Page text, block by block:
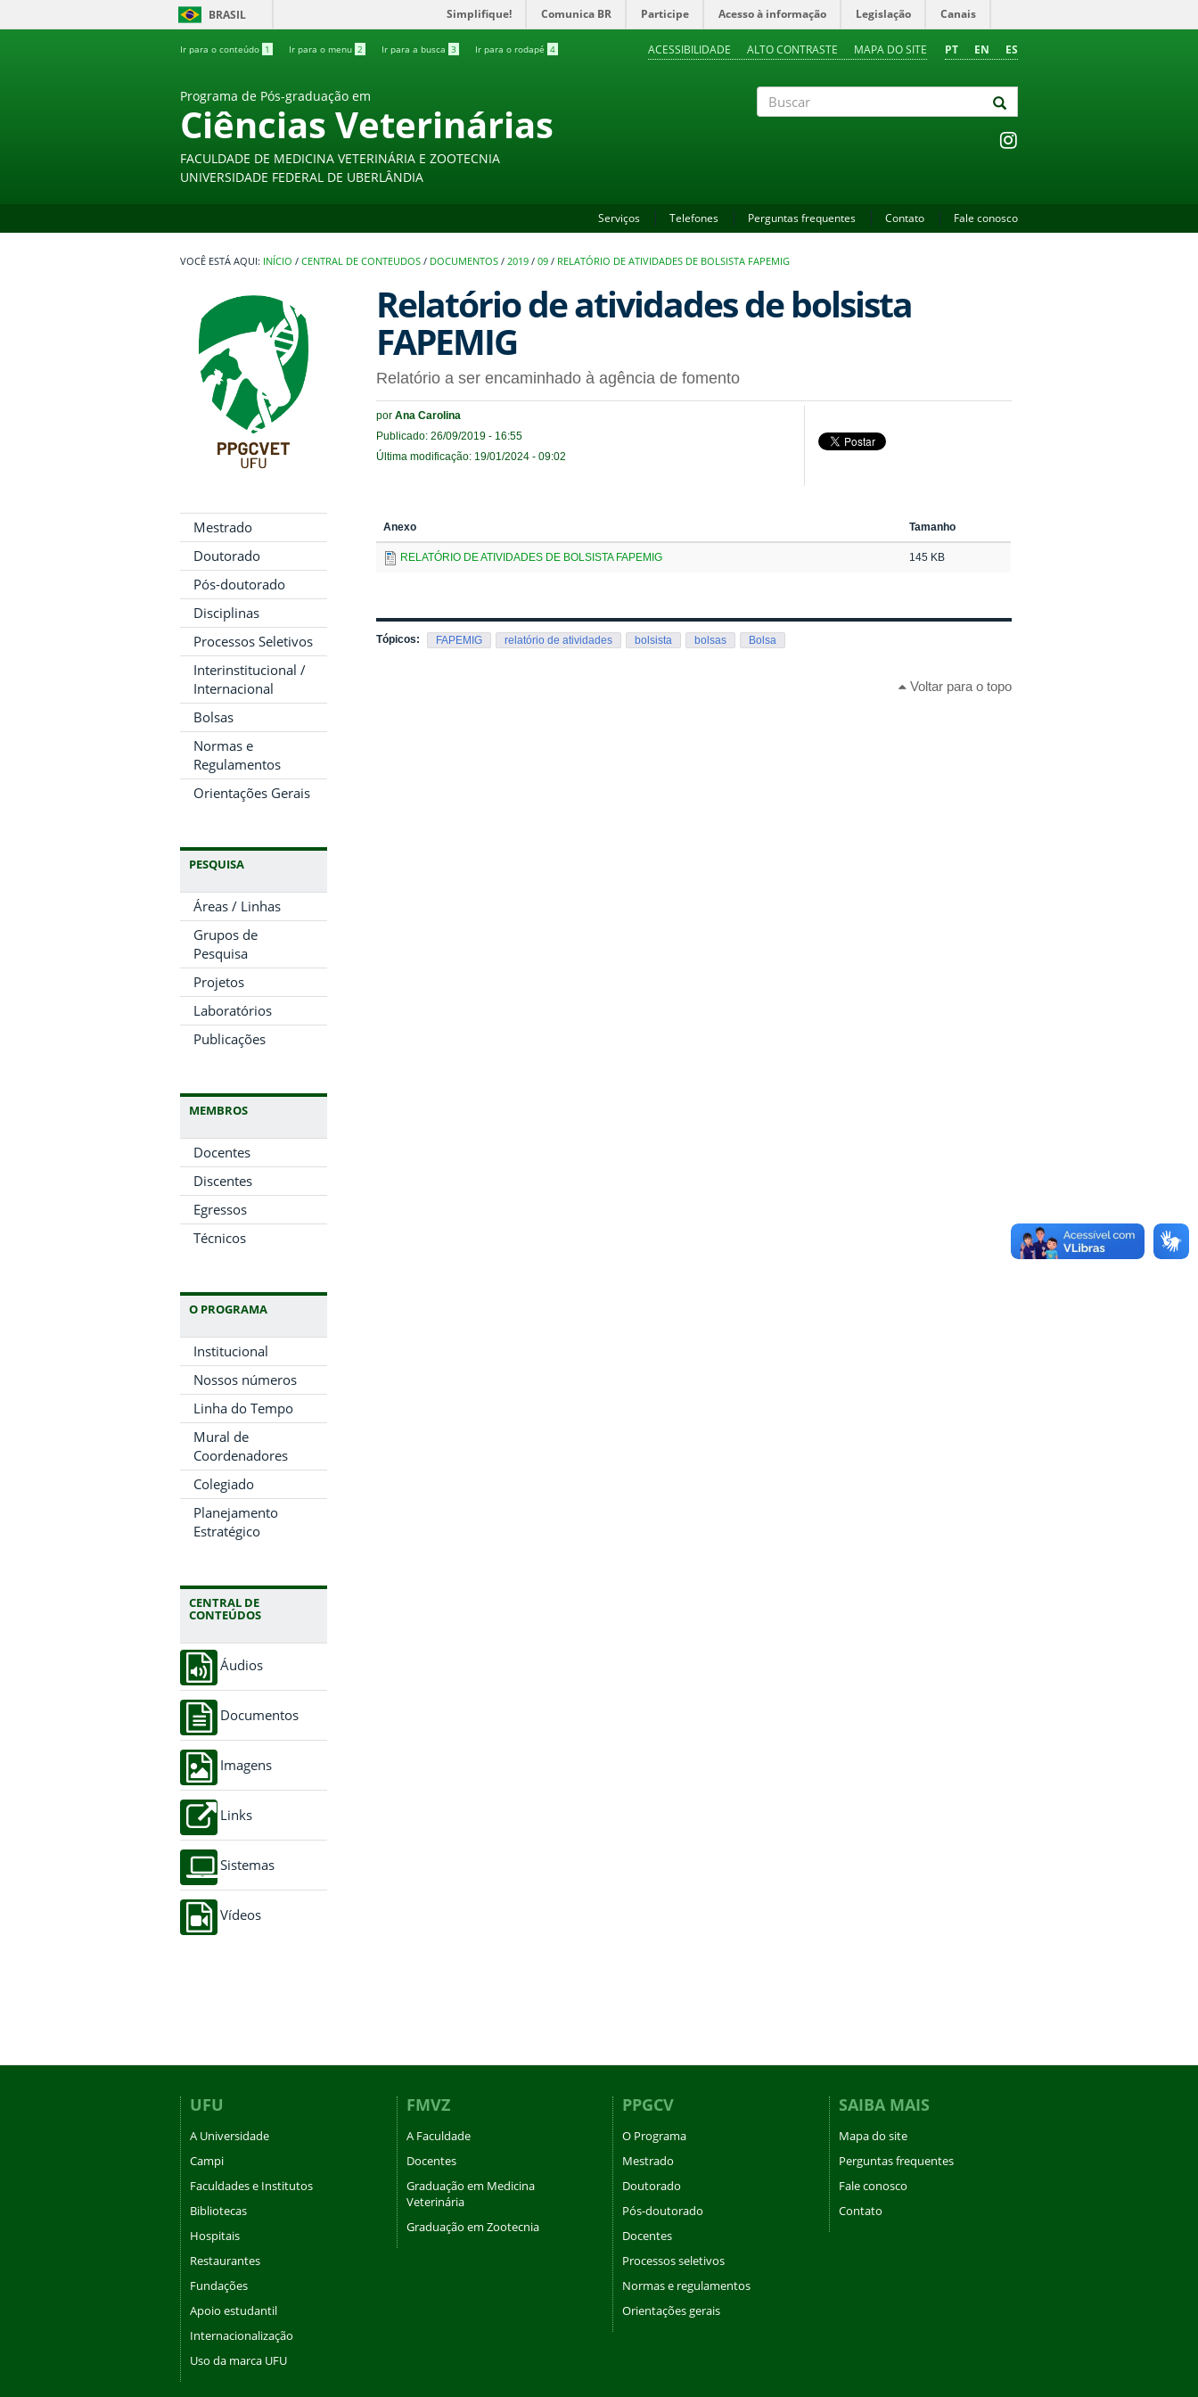
BRASIL Simplifique! Comunica BR Participe Acesso à informação Legislação Canais
Ir para o conteúdo 1 Ir para o menu 2 Ir para a busca 3 Ir para o rodapé 4 PT EN ES
ACESSIBILIDADE ALTO CONTRASTE MAPA DO SITE
Programa de Pós-graduação em
Ciências Veterinárias
FACULDADE DE MEDICINA VETERINÁRIA E ZOOTECNIA
UNIVERSIDADE FEDERAL DE UBERLÂNDIA
Serviços Telefones Perguntas frequentes Contato Fale conosco
INÍCIO / CENTRAL DE CONTEUDOS / DOCUMENTOS / 2019 / 09 / RELATÓRIO DE ATIVIDADES DE BOLSISTA FAPEMIG
Mestrado
Doutorado
Pós-doutorado
Disciplinas
Processos Seletivos
Interinstitucional /
Internacional
Bolsas
Normas e
Regulamentos
Orientações Gerais
PESQUISA
Áreas / Linhas
Grupos de
Pesquisa
Projetos
Laboratórios
Publicações
MEMBROS
Docentes
Discentes
Egressos
Técnicos
O PROGRAMA
Institucional
Nossos números
Linha do Tempo
Mural de
Coordenadores
Colegiado
Planejamento
Estratégico
CENTRAL DE
CONTEÚDOS
Áudios
Documentos
Imagens
Links
Sistemas
Vídeos
Relatório de atividades de bolsista
FAPEMIG
Relatório a ser encaminhado à agência de fomento
por Ana Carolina
Publicado: 26/09/2019 - 16:55
Última modificação: 19/01/2024 - 09:02
Anexo Tamanho
RELATÓRIO DE ATIVIDADES DE BOLSISTA FAPEMIG 145 KB
Tópicos: FAPEMIG relatório de atividades bolsista bolsas Bolsa
Voltar para o topo
UFU
A Universidade
Campi
Faculdades e Institutos
Bibliotecas
Hospitais
Restaurantes
Fundações
Apoio estudantil
Internacionalização
Uso da marca UFU
FMVZ
A Faculdade
Docentes
Graduação em Medicina
Veterinária
Graduação em Zootecnia
PPGCV
O Programa
Mestrado
Doutorado
Pós-doutorado
Docentes
Processos seletivos
Normas e regulamentos
Orientações gerais
SAIBA MAIS
Mapa do site
Perguntas frequentes
Fale conosco
Contato